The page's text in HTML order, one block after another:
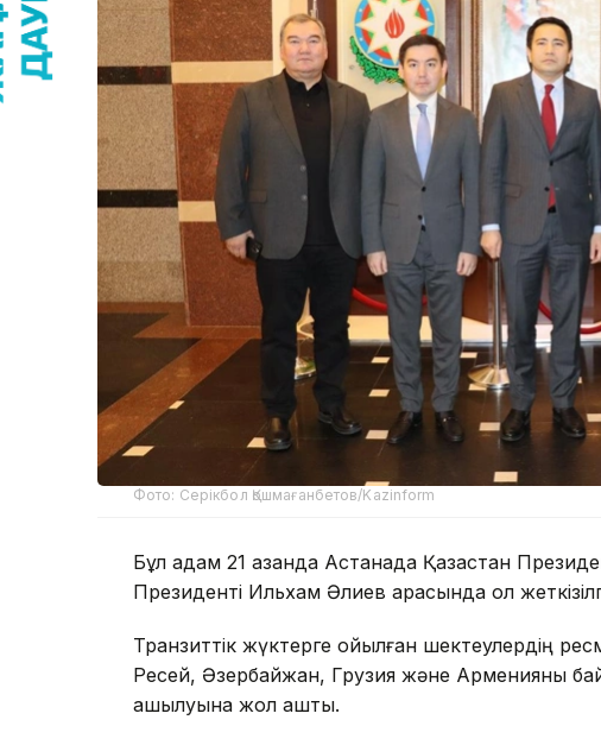
Фото: Серікбол Қошмағанбетов/Kazinform
Бұл қадам 21 қазанда Астанада Қазақстан
Президенті Ильхам Әлиев арасында қол
Транзиттік жүктерге қойылған шектеулердің
Ресей, Әзербайжан, Грузия және Арменияны
ашылуына жол ашты.